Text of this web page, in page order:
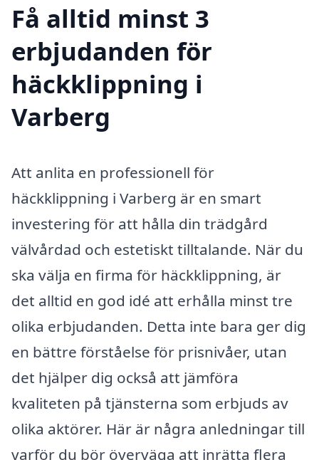
Få alltid minst 3
erbjudanden för
häckklippning i
Varberg
Att anlita en professionell för
häckklippning i Varberg är en smart
investering för att hålla din trädgård
välvårdad och estetiskt tilltalande. När du
ska välja en firma för häckklippning, är
det alltid en god idé att erhålla minst tre
olika erbjudanden. Detta inte bara ger dig
en bättre förståelse för prisnivåer, utan
det hjälper dig också att jämföra
kvaliteten på tjänsterna som erbjuds av
olika aktörer. Här är några anledningar till
varför du bör överväga att inrätta flera